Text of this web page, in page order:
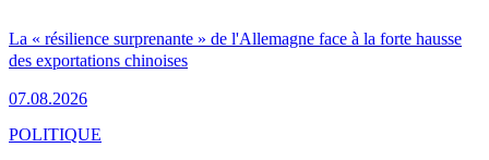
La « résilience surprenante » de l'Allemagne face à la forte hausse
des exportations chinoises
07.08.2026
POLITIQUE